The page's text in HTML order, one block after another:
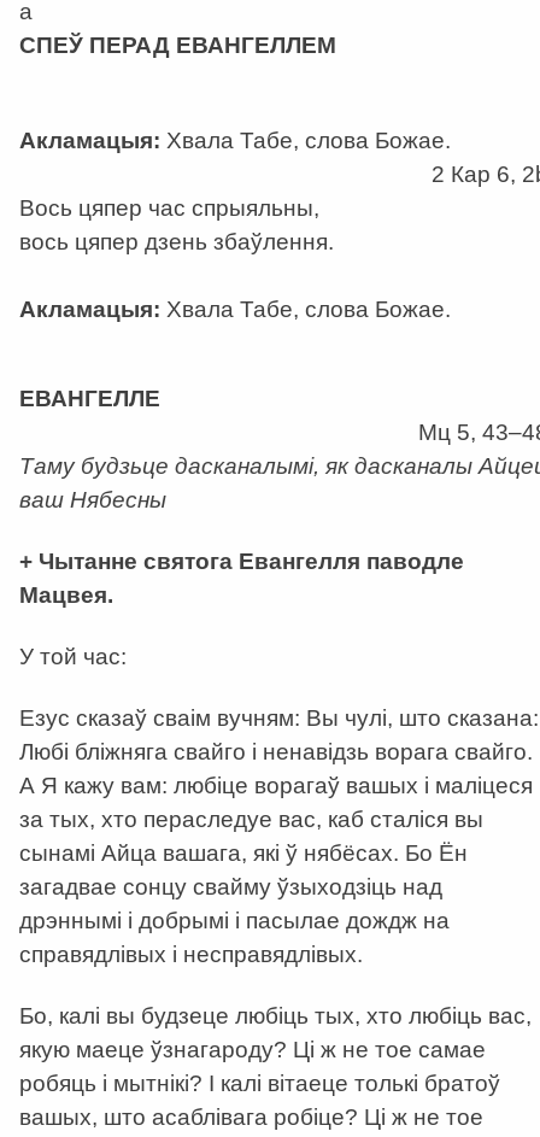
a
СПЕЎ ПЕРАД ЕВАНГЕЛЛЕМ
Акламацыя: Хвала Табе, слова Божае.
2 Кар 6,
Вось цяпер час спрыяльны,
вось цяпер дзень збаўлення.
Акламацыя: Хвала Табе, слова Божае.
ЕВАНГЕЛЛЕ
Мц 5,
Таму будзьце дасканалымі, як дасканалы
ваш Нябесны
+ Чытанне святога Евангелля паводле
Мацвея.
У той час:
Езус сказаў сваім вучням: Вы чулі, што сказана:
Любі бліжняга свайго і ненавідзь ворага свайго.
А Я кажу вам: любіце ворагаў вашых і маліцеся
за тых, хто пераследуе вас, каб сталіся вы
сынамі Айца вашага, які ў нябёсах. Бо Ён
загадвае сонцу свайму ўзыходзіць над
дрэннымі і добрымі і пасылае дождж на
справядлівых і несправядлівых.
Бо, калі вы будзеце любіць тых, хто любіць вас,
якую маеце ўзнагароду? Ці ж не тое самае
робяць і мытнікі? І калі вітаеце толькі братоў
вашых, што асаблівага робіце? Ці ж не тое